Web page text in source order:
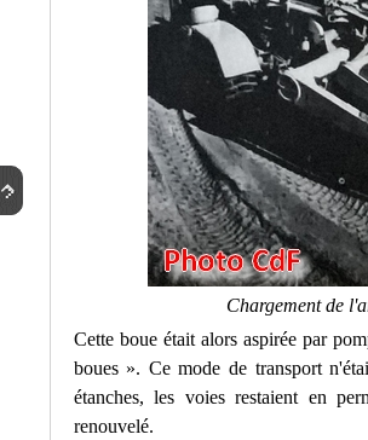

Chargement de
Cette boue était alors aspirée par
boues ». Ce mode de transport
étanches, les voies restaient en
renouvelé.